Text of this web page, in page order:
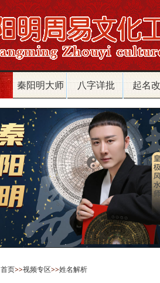
秦阳明大师 八字详批 起名
首页>>视频专区>>姓名解析